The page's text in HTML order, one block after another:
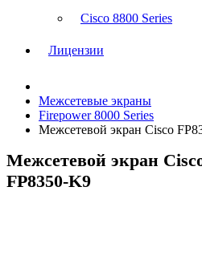
Cisco 8800 Series
Лицензии
Межсетевые экраны
Firepower 8000 Series
Межсетевой экран Cisco
Межсетевой экран
FP8350-K9